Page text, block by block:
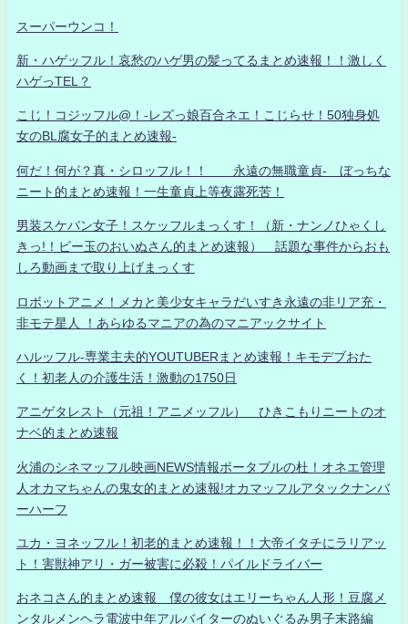
スーパーウンコ！
新・ハゲッフル！哀愁のハゲ男の髪ってるまとめ速報！！激しく
ハゲっTEL？
こじ！コジッフル@！-レズっ娘百合ネエ！こじらせ！50独身処
女のBL腐女子的まとめ速報-
何だ！何が？真・シロッフル！！ 永遠の無職童貞- ぼっちな
ニート的まとめ速報！一生童貞上等夜露死苦！
男装スケバン女子！スケッフルまっくす！（新・ナンノひゃくし
きっ!！ビー玉のおいぬさん的まとめ速報） 話題な事件からおも
しろ動画まで取り上げまっくす
ロボットアニメ！メカと美少女キャラだいすき永遠の非リア充・
非モテ星人 ！あらゆるマニアの為のマニアックサイト
ハルッフル-専業主夫的YOUTUBERまとめ速報！キモデブおた
く！初老人の介護生活！激動の1750日
アニゲタレスト（元祖！アニメッフル） ひきこもりニートのオ
ナベ的まとめ速報
火浦のシネマッフル映画NEWS情報ポータブルの杜！オネエ管理
人オカマちゃんの鬼女的まとめ速報!オカマッフルアタックナンバ
ーハーフ
ユカ・ヨネッフル！初老的まとめ速報！！大帝イタチにラリアッ
ト！害獣神アリ・ガー被害に必殺！パイルドライバー
おネコさん的まとめ速報 僕の彼女はエリーちゃん人形！豆腐メ
ンタルメンヘラ電波中年アルバイターのぬいぐるみ男子末路編